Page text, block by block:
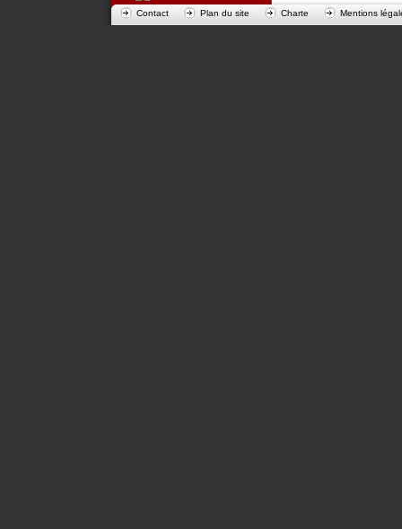
Contact Plan du site Charte Mentions